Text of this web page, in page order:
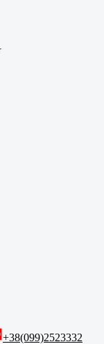
+38(099)2523332